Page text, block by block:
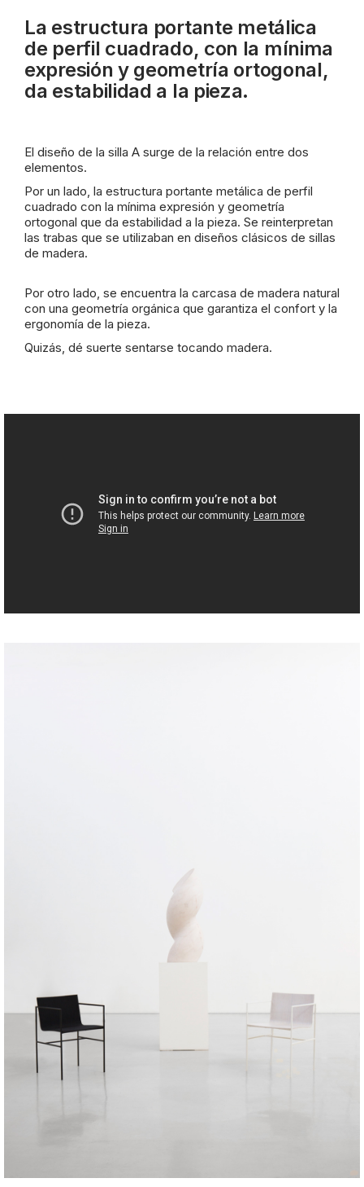
La estructura portante metálica
de perfil cuadrado, con la mínima
expresión y geometría ortogonal,
da estabilidad a la pieza.
El diseño de la silla A surge de la relación entre dos
elementos.
Por un lado, la estructura portante metálica de perfil
cuadrado con la mínima expresión y geometría
ortogonal que da estabilidad a la pieza. Se reinterpretan
las trabas que se utilizaban en diseños clásicos de sillas
de madera.
Por otro lado, se encuentra la carcasa de madera natural
con una geometría orgánica que garantiza el confort y la
ergonomía de la pieza.
Quizás, dé suerte sentarse tocando madera.